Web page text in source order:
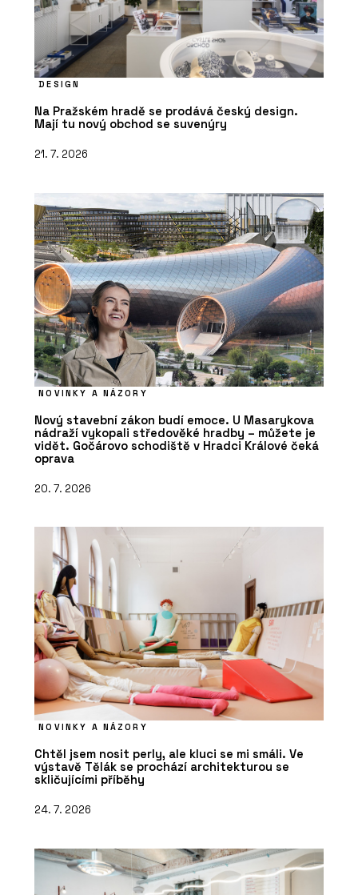
SLUŽBY
Konzultace - Hlinaři
DESIGN
Na Pražském hradě se prodává český design.
Mají tu nový obchod se suvenýry
21. 7. 2026
NOVINKY A NÁZORY
Nový stavební zákon budí emoce. U Masarykova
nádraží vykopali středověké hradby – můžete je
vidět. Gočárovo schodiště v Hradci Králové čeká
oprava
20. 7. 2026
NOVINKY A NÁZORY
Chtěl jsem nosit perly, ale kluci se mi smáli. Ve
výstavě Tělák se prochází architekturou se
skličujícími příběhy
24. 7. 2026